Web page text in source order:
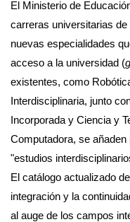
El Ministerio de
carreras universitarias
nuevas especialidades
acceso a la universidad (
existentes, como
Interdisciplinaria, junto
Incorporada y Ciencia y
Computadora, se
"estudios
El catálogo actualizado
integración y la
al auge de los campos